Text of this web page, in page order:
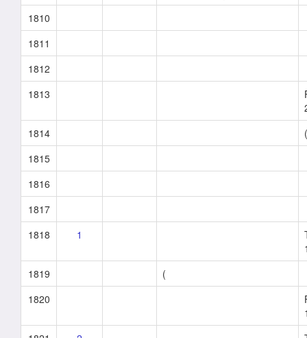
1810
1811
1812
1813
1814
(
1815
1816
1817
1818
1
1819
(
1820